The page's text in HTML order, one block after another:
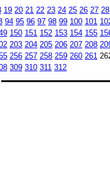
19 20 21 22 23 24 25 26 27 28
94 95 96 97 98 99 100 101
150 151 152 153 154 155
203 204 205 206 207 208
256 257 258 259 260 261
309 310 311 312